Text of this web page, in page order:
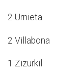
2 Urnieta
2 Villabona
1 Zizurkil